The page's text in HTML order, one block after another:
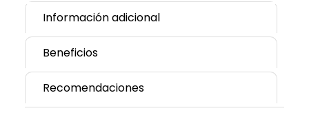
Información adicional
Beneficios
Recomendaciones